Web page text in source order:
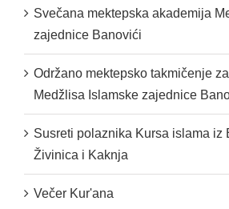
Svečana mektepska akademija
zajednice Banovići
Održano mektepsko takmičenje
Medžlisa Islamske zajednice
Susreti polaznika Kursa islama iz
Živinica i Kaknja
Večer Kur'ana